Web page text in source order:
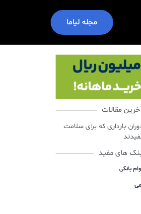
مجله لیاما
مقالات
بارداری که برای سلامت
های مفید
بانکی